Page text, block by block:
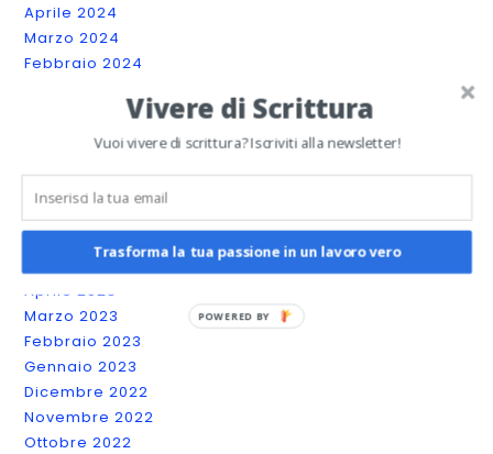
Aprile 2024
Marzo 2024
Febbraio 2024
Dicembre 2023
Novembre 2023
Settembre 2023
Aprile 2023
Marzo 2023
Febbraio 2023
Gennaio 2023
Dicembre 2022
Novembre 2022
Ottobre 2022
Vivere di Scrittura
Vuoi vivere di scrittura? Iscriviti alla newsletter!
Trasforma la tua passione in un lavoro vero
POWERED BY